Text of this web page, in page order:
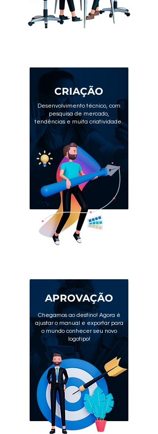
CRIAÇÃO
Desenvolvimento técnico, com
pesquisa de mercado,
tendências e muita criatividade.
APROVAÇÃO
Chegamos ao destino! Agora é
ajustar o manual e exportar para
o mundo conhecer seu novo
logotipo!